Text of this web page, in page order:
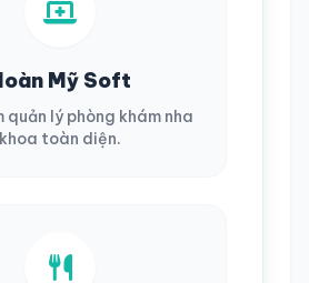
Mỹ Soft
quản lý phòng khám nha
khoa toàn diện.